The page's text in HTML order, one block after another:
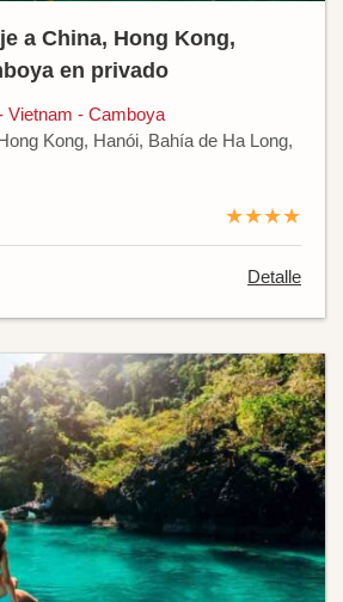
a China, Hong Kong,
en privado
Vietnam - Camboya
Kong, Hanói, Bahía de Ha Long,
★★★★
Detalle